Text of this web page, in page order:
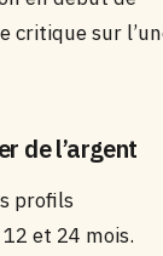
critique sur
de l’argent
profils
et 24 mois.